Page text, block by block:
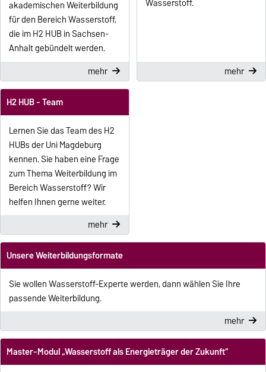
akademischen Weiterbildung
für den Bereich Wasserstoff,
die im H2 HUB in Sachsen-
Anhalt gebündelt werden.
mehr
Wasserstoff.
mehr
H2 HUB - Team
Lernen Sie das Team des H2
HUBs der Uni Magdeburg
kennen. Sie haben eine Frage
zum Thema Weiterbildung im
Bereich Wasserstoff? Wir
helfen Ihnen gerne weiter.
mehr
Unsere Weiterbildungsformate
Sie wollen Wasserstoff-Experte werden, dann wählen Sie Ihre
passende Weiterbildung.
mehr
Master-Modul „Wasserstoff als Energieträger der Zukunft“